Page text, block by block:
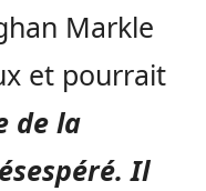
Markle
et pourrait
de la
Il